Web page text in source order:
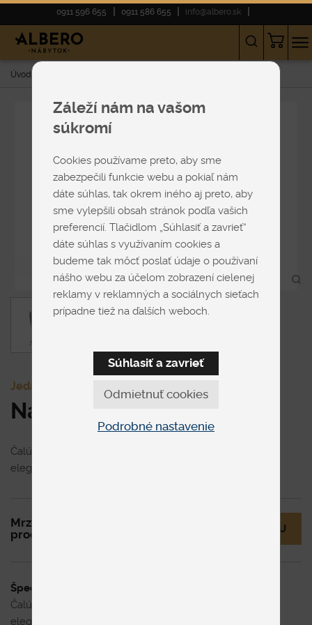
0911 596 655 0911 586 655 info@albero.sk
Úvod
Jedálenské stoličky
Nandy
Čalúnená jedálenská stolička s pohodlným sedením na
elegantných štíhlych nohách.
Mrzí nás to, ale tento
produkt už nie je v ponuke.
MÁM OTÁZKU
Špecifikácia uvedenej ceny
Čalúnená jedálenská stolička s pohodlným sedením na
elegantných štíhlych nohách.
Záleží nám na vašom
súkromí
Cookies používame preto, aby sme
zabezpečili funkcie webu a pokiaľ nám
dáte súhlas, tak okrem iného aj preto, aby
sme vylepšili obsah stránok podľa vašich
preferencií. Tlačidlom „Súhlasiť a zavrieť“
dáte súhlas s využívaním cookies a
budeme tak môcť poslať údaje o používaní
nášho webu za účelom zobrazení cielenej
reklamy v reklamných a sociálnych sieťach
prípadne tiež na ďalších weboch.
Odmietnuť cookies
Súhlasiť a zavrieť
Podrobné nastavenie